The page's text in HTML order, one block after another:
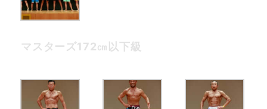
マスターズ172㎝以下級